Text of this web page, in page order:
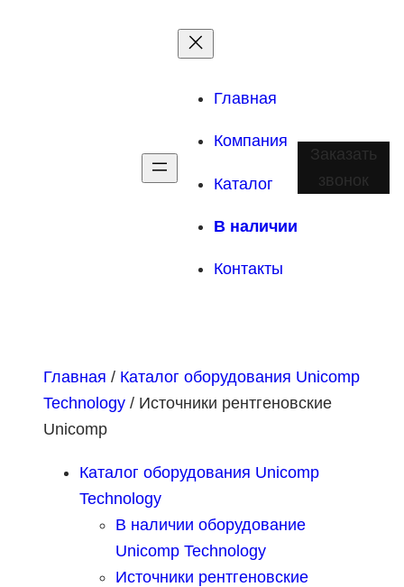
Главная
Компания
Каталог
В наличии
Контакты
Заказать
звонок
Главная / Каталог оборудования Unicomp
Technology / Источники рентгеновские
Unicomp
Каталог оборудования Unicomp
Technology
В наличии оборудование
Unicomp Technology
Источники рентгеновские